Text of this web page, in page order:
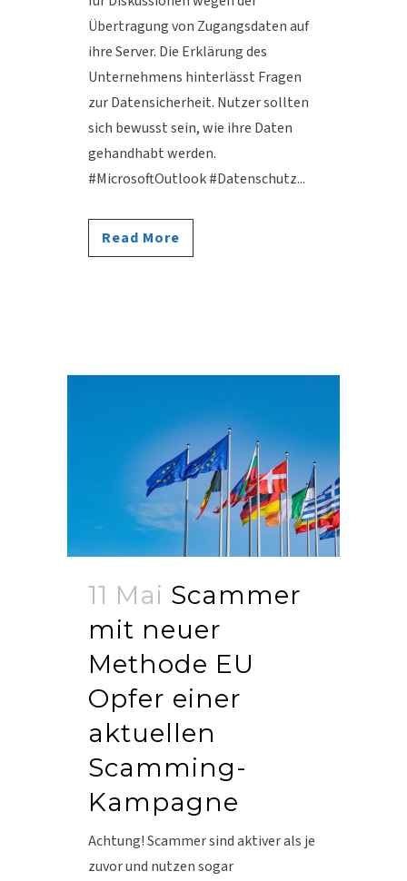
Übertragung von Zugangsdaten auf
ihre Server. Die Erklärung des
Unternehmens hinterlässt Fragen
zur Datensicherheit. Nutzer sollten
sich bewusst sein, wie ihre Daten
gehandhabt werden.
#MicrosoftOutlook #Datenschutz...
Read More
11 Mai Scammer
mit neuer
Methode EU
Opfer einer
aktuellen
Scamming-
Kampagne
Achtung! Scammer sind aktiver als je
zuvor und nutzen sogar